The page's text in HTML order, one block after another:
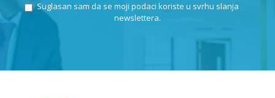
Suglasan sam da se moji podaci koriste u svrhu slanja
newslettera.